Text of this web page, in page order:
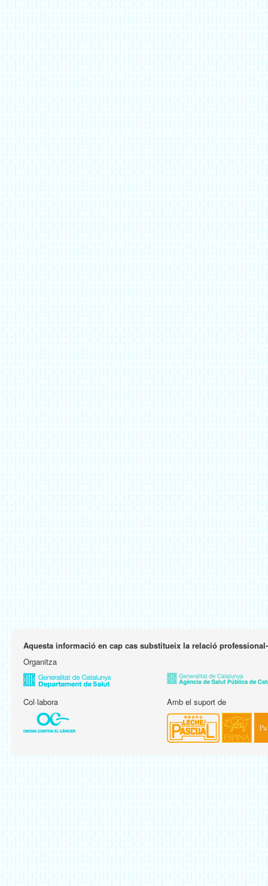
Aquesta informació en cap cas substitueix la relació
Organitza
Col·labora Amb el suport de